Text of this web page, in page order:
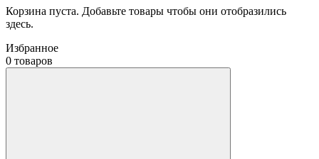
Корзина пуста. Добавьте товары чтобы они отобразились
здесь.
Избранное
0 товаров